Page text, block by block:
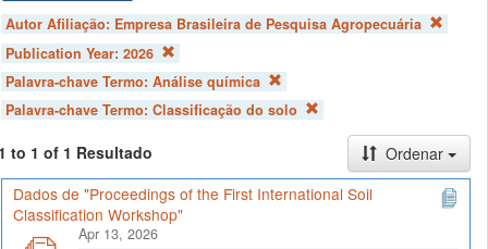
Autor Afiliação: Empresa Brasileira de Pesquisa Agropecuária
Publication Year: 2026
Palavra-chave Termo: Análise química
Palavra-chave Termo: Classificação do solo
to 1 of 1 Resultado
Ordenar
Dados de "Proceedings of the First International Soil
Classification Workshop"
Apr 13, 2026